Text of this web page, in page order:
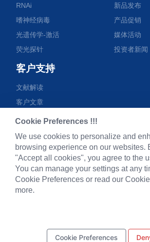
RNAi
嗜神经病毒
光遗传学-激活
荧光探针
新品发布
产品促销
媒体活动
投资者新闻
客户支持
文献解读
客户文章
实用tips
资料下载
视频专区
常见问题
Cookie Preferences !!!
We use cookies to personalize and
browsing experience on our websites.
"Accept all cookies", you agree to the
You can manage your settings at any
Cookie Preferences or read our
more.
Cookie Preferences